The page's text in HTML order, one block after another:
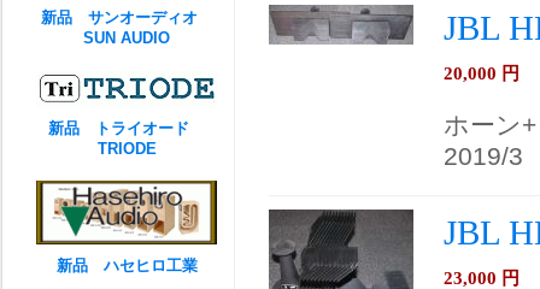
JBL
20,000 円
ホーン
2019/3
JBL
23,000 円
新品 サンオーディオ
SUN AUDIO
新品 トライオード
TRIODE
新品 ハセヒロ工業